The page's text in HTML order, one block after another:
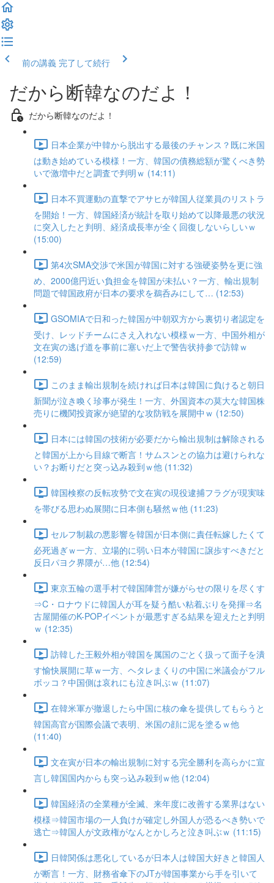
前の講義 完了して続行
だから断韓なのだよ！
だから断韓なのだよ！
日本企業が中韓から脱出する最後のチャンス？既に米国
は動き始めている模様！一方、韓国の債務総額が驚くべき勢
いで激増中だと調査で判明ｗ (14:11)
日本不買運動の直撃でアサヒが韓国人従業員のリストラ
を開始！一方、韓国経済が統計を取り始めて以降最悪の状況
に突入したと判明、経済成長率が全く回復しないらしいｗ
(15:00)
第4次SMA交渉で米国が韓国に対する強硬姿勢を更に強
め、2000億円近い負担金を韓国が未払い？一方、輸出規制
問題で韓国政府が日本の要求を鵜呑みにして… (12:53)
GSOMIAで日和った韓国が中朝双方から裏切り者認定を
受け、レッドチームにさえ入れない模様ｗ一方、中国外相が
文在寅の逃げ道を事前に塞いだ上で警告状持参で訪韓ｗ
(12:59)
このまま輸出規制を続ければ日本は韓国に負けると朝日
新聞が泣き喚く珍事が発生！一方、外国資本の莫大な韓国株
売りに機関投資家が絶望的な攻防戦を展開中ｗ (12:50)
日本には韓国の技術が必要だから輸出規制は解除される
と韓国が上から目線で断言！サムスンとの協力は避けられな
い？お断りだと突っ込み殺到ｗ他 (11:32)
韓国検察の反転攻勢で文在寅の現役逮捕フラグが現実味
を帯びる思わぬ展開に日本側も騒然ｗ他 (11:23)
セルフ制裁の悪影響を韓国が日本側に責任転嫁したくて
必死過ぎｗ一方、立場的に弱い日本が韓国に譲歩すべきだと
反日パヨク界隈が…他 (12:54)
東京五輪の選手村で韓国陣営が嫌がらせの限りを尽くす
⇒C・ロナウドに韓国人が耳を疑う酷い粘着ぶりを発揮⇒名
古屋開催のK-POPイベントが最悪すぎる結果を迎えたと判明
ｗ (12:35)
訪韓した王毅外相が韓国を属国のごとく扱って面子を潰
す愉快展開に草ｗ一方、ヘタレまくりの中国に米議会がフル
ボッコ？中国側は哀れにも泣き叫ぶｗ (11:07)
在韓米軍が撤退したら中国に核の傘を提供してもらうと
韓国高官が国際会議で表明、米国の顔に泥を塗るｗ他
(11:40)
文在寅が日本の輸出規制に対する完全勝利を高らかに宣
言し韓国国内からも突っ込み殺到ｗ他 (12:04)
韓国経済の全業種が全滅、来年度に改善する業界はない
模様⇒韓国市場の一人負けが確定し外国人が恐るべき勢いで
逃亡⇒韓国人が文政権がなんとかしろと泣き叫ぶｗ (11:15)
日韓関係は悪化しているが日本人は韓国大好きと韓国人
が断言！一方、財務省傘下のJTが韓国事業から手を引いて